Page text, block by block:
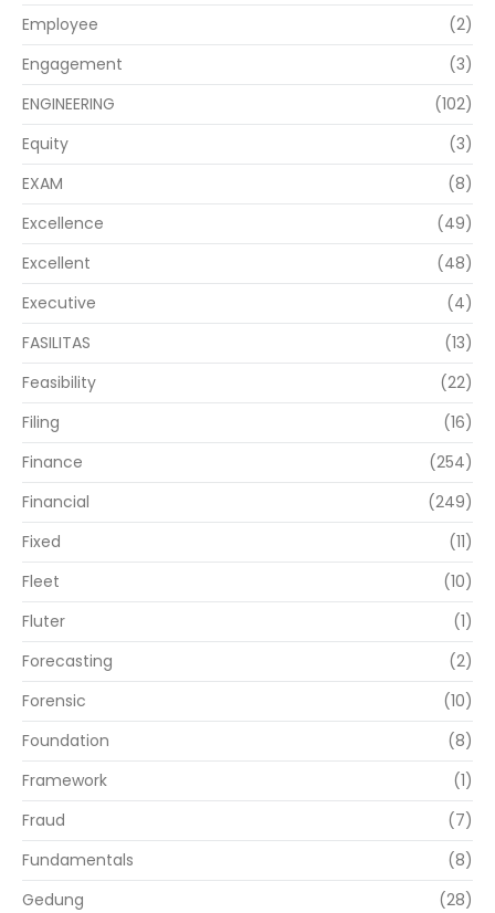
Employee
(2)
Engagement
(3)
ENGINEERING
(102)
Equity
(3)
EXAM
(8)
Excellence
(49)
Excellent
(48)
Executive
(4)
FASILITAS
(13)
Feasibility
(22)
Filing
(16)
Finance
(254)
Financial
(249)
Fixed
(11)
Fleet
(10)
Fluter
(1)
Forecasting
(2)
Forensic
(10)
Foundation
(8)
Framework
(1)
Fraud
(7)
Fundamentals
(8)
Gedung
(28)